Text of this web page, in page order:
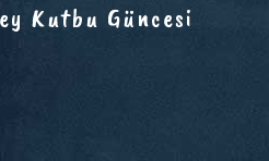
Kutbu Güncesi